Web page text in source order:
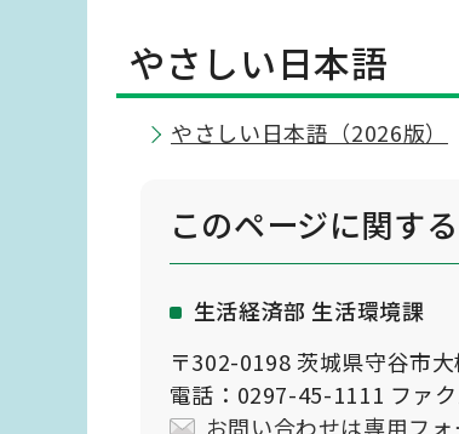
やさしい日本語
やさしい日本語（2026版）
このページに関する
生活経済部 生活環境課
〒302-0198 茨城県守谷市
電話：0297-45-1111 ファ
お問い合わせは専用フォ